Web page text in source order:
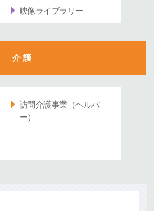
映像ライブラリー
介 護
訪問介護事業（ヘルパ
ー）